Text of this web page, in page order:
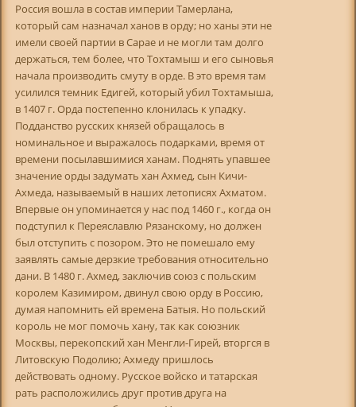
Россия вошла в состав империи Тамерлана,
который сам назначал ханов в орду; но ханы эти не
имели своей партии в Сарае и не могли там долго
держаться, тем более, что Тохтамыш и его сыновья
начала производить смуту в орде. В это время там
усилился темник Едигей, который убил Тохтамыша,
в 1407 г. Орда постепенно клонилась к упадку.
Подданство русских князей обращалось в
номинальное и выражалось подарками, время от
времени посылавшимися ханам. Поднять упавшее
значение орды задумать хан Ахмед, сын Кичи-
Ахмеда, называемый в наших летописях Ахматом.
Впервые он упоминается у нас под 1460 г., когда он
подступил к Переяславлю Рязанскому, но должен
был отступить с позором. Это не помешало ему
заявлять самые дерзкие требования относительно
дани. В 1480 г. Ахмед, заключив союз с польским
королем Казимиром, двинул свою орду в Россию,
думая напомнить ей времена Батыя. Но польский
король не мог помочь хану, так как союзник
Москвы, перекопский хан Менгли-Гирей, вторгся в
Литовскую Подолию; Axмеду пришлось
действовать одному. Русское войско и татарская
рать расположились друг против друга на